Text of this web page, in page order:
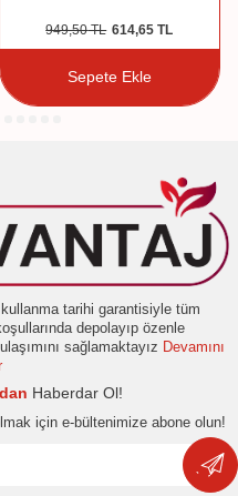
949,50TL 614,65 TL
Sepete Ekle
tarihi garantisiyle tüm
depolayıp özenle
sağlamaktayız Devamını
Haberdar Ol!
için e-bültenimize abone olun!